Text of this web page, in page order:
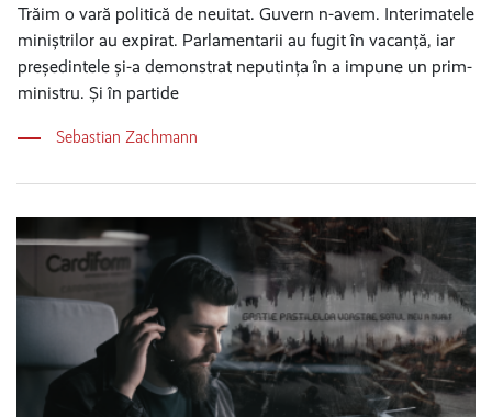
Trăim o vară politică de neuitat. Guvern n-avem. Interimatele
miniștrilor au expirat. Parlamentarii au fugit în vacanță, iar
președintele și-a demonstrat neputința în a impune un prim-
ministru. Și în partide
Sebastian Zachmann